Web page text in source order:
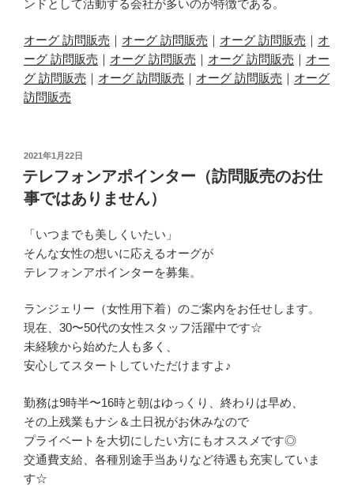
ンドとして活動する会社が多いのが特徴である。
オーグ 訪問販売 ｜ オーグ 訪問販売 ｜ オーグ 訪問販売 ｜ オ
ーグ 訪問販売 ｜ オーグ 訪問販売 ｜ オーグ 訪問販売 ｜ オー
グ 訪問販売 ｜ オーグ 訪問販売 ｜ オーグ 訪問販売 ｜ オーグ
訪問販売
投
稿
日:
2021年1月22日
テレフォンアポインター（訪問販売のお仕
事ではありません）
「いつまでも美しくいたい」
そんな女性の想いに応えるオーグが
テレフォンアポインターを募集。
ランジェリー（女性用下着）のご案内をお任せします。
現在、30〜50代の女性スタッフ活躍中です☆
未経験から始めた人も多く、
安心してスタートしていただけますよ♪
勤務は9時半〜16時と朝はゆっくり、終わりは早め、
その上残業もナシ＆土日祝がお休みなので
プライベートを大切にしたい方にもオススメです◎
交通費支給、各種別途手当ありなど待遇も充実していま
す☆